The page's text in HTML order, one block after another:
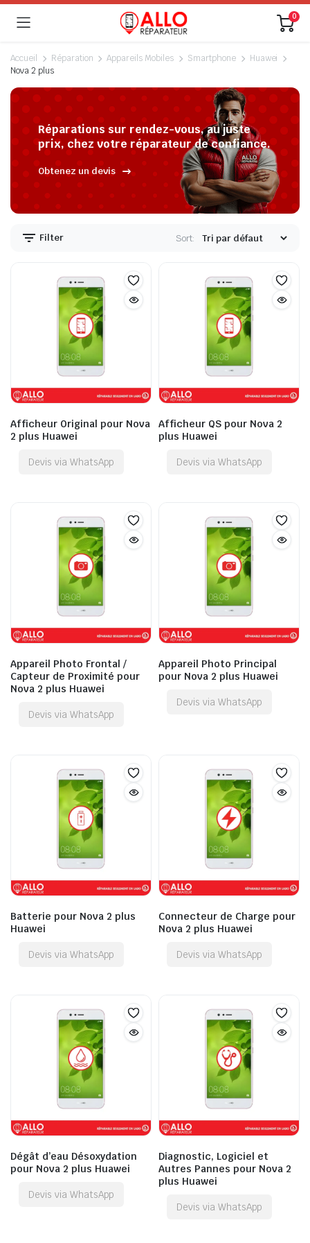
0
Accueil Réparation Appareils Mobiles Smartphone
Huawei
Nova 2 plus
Réparations sur rendez-vous, au juste
prix, chez votre réparateur de confiance.
Obtenez un devis
Filter Sort:
Afficheur Original pour Nova
2 plus Huawei
Devis via WhatsApp
Afficheur QS pour Nova 2
plus Huawei
Devis via WhatsApp
Appareil Photo Frontal /
Capteur de Proximité pour
Nova 2 plus Huawei
Devis via WhatsApp
Appareil Photo Principal
pour Nova 2 plus Huawei
Devis via WhatsApp
Batterie pour Nova 2 plus
Huawei
Devis via WhatsApp
Connecteur de Charge pour
Nova 2 plus Huawei
Devis via WhatsApp
Dégât d’eau Désoxydation
pour Nova 2 plus Huawei
Devis via WhatsApp
Diagnostic, Logiciel et
Autres Pannes pour Nova 2
plus Huawei
Devis via WhatsApp